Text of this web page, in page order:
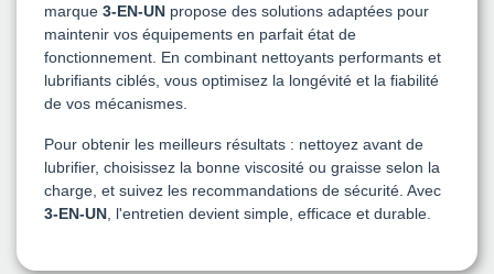
marque 3-EN-UN propose des solutions adaptées pour
maintenir vos équipements en parfait état de
fonctionnement. En combinant nettoyants performants et
lubrifiants ciblés, vous optimisez la longévité et la fiabilité
de vos mécanismes.
Pour obtenir les meilleurs résultats : nettoyez avant de
lubrifier, choisissez la bonne viscosité ou graisse selon la
charge, et suivez les recommandations de sécurité. Avec
3-EN-UN , l'entretien devient simple, efficace et durable.